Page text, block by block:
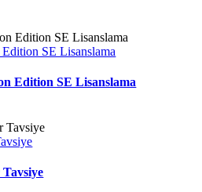
SE Lisanslama
Edition SE Lisanslama